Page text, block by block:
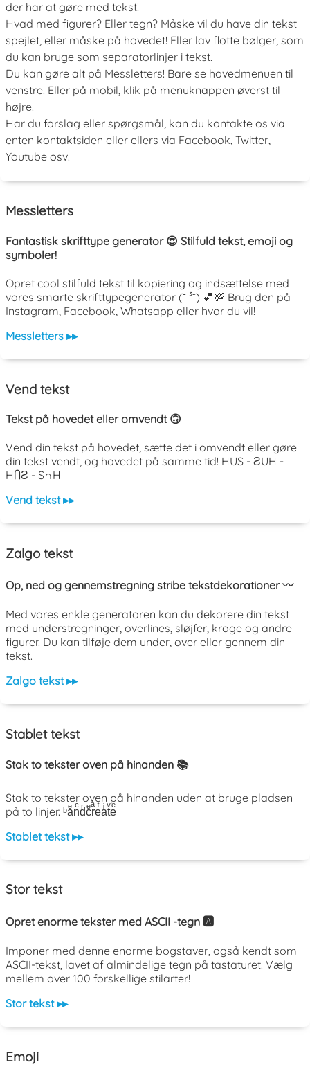
der har at gøre med tekst!
Hvad med figurer? Eller tegn? Måske vil du have din tekst
spejlet, eller måske på hovedet! Eller lav flotte bølger, som
du kan bruge som separatorlinjer i tekst.
Du kan gøre alt på Messletters! Bare se hovedmenuen til
venstre. Eller på mobil, klik på menuknappen øverst til
højre.
Har du forslag eller spørgsmål, kan du kontakte os via
enten kontaktsiden eller ellers via Facebook, Twitter,
Youtube osv.
Messletters
Fantastisk skrifttype generator 😍 Stilfuld tekst, emoji og
symboler!
Opret cool stilfuld tekst til kopiering og indsættelse med
vores smarte skrifttypegenerator (˘ ³˘) 💕💯 Brug den på
Instagram, Facebook, Whatsapp eller hvor du vil!
Messletters ▸▸
Vend tekst
Tekst på hovedet eller omvendt 🙃
Vend din tekst på hovedet, sætte det i omvendt eller gøre
din tekst vendt, og hovedet på samme tid! HUS - ƧUH -
HႶƧ - S∩H
Vend tekst ▸▸
Zalgo tekst
Op, ned og gennemstregning stribe tekstdekorationer 〰️
Med vores enkle generatoren kan du dekorere din tekst
med understregninger, overlines, sløjfer, kroge og andre
figurer. Du kan tilføje dem under, over eller gennem din
tekst.
Zalgo tekst ▸▸
Stablet tekst
Stak to tekster oven på hinanden 📚
Stak to tekster oven på hinanden uden at bruge pladsen
på to linjer. ᵇaͤnͨdͬcͤrͣeͭaͥtͮeͤ
Stablet tekst ▸▸
Stor tekst
Opret enorme tekster med ASCII -tegn 🅰️
Imponer med denne enorme bogstaver, også kendt som
ASCII-tekst, lavet af almindelige tegn på tastaturet. Vælg
mellem over 100 forskellige stilarter!
Stor tekst ▸▸
Emoji